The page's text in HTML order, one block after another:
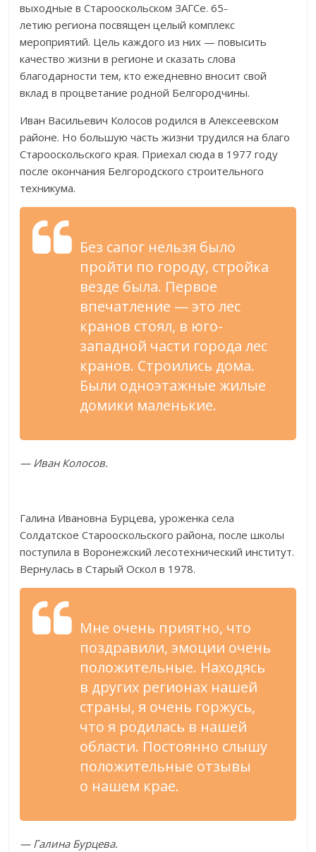
выходные в Старооскольском ЗАГСе.65-
летию региона посвящен целый комплекс
мероприятий. Цель каждого из них — повысить
качество жизни в регионе и сказать слова
благодарности тем, кто ежедневно вносит свой
вклад в процветание родной Белгородчины.
Иван Васильевич Колосов родился в Алексеевском
районе. Но большую часть жизни трудился на благо
Старооскольского края. Приехал сюда в 1977 году
после окончания Белгородского строительного
техникума.
Без сапог нельзя было
пройти по городу, стройка
везде была. Первое
впечатление —это лес
кранов стоял, в юго-
западной части города лес
кранов. Строились дома.
Были одноэтажные жилые
домики маленькие.
— Иван Колосов.
Галина Ивановна Бурцева, уроженка села
Солдатское Старооскольского района, после школы
поступила в Воронежский лесотехнический институт.
Вернулась в Старый Оскол в 1978.
Мне очень приятно, что
поздравили, эмоции очень
положительные. Находясь
в других регионах нашей
страны, я очень горжусь,
что я родилась в нашей
области. Постоянно слышу
положительные отзывы
о нашем крае.
— Галина Бурцева.